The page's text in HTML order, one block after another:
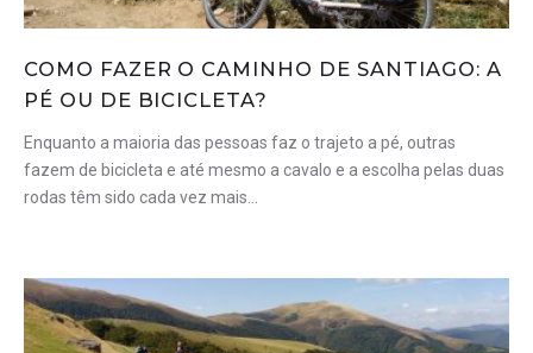
COMO FAZER O CAMINHO DE SANTIAGO: A
PÉ OU DE BICICLETA?
Enquanto a maioria das pessoas faz o trajeto a pé, outras
fazem de bicicleta e até mesmo a cavalo e a escolha pelas duas
rodas têm sido cada vez mais…